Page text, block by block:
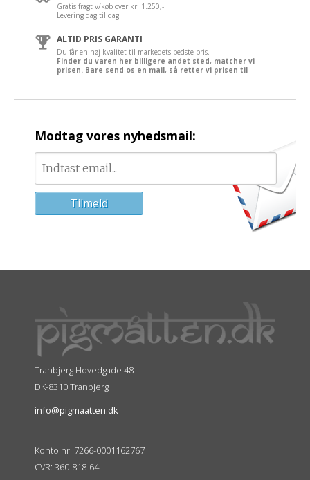
Gratis fragt v/køb over kr. 1.250,-
Levering dag til dag.
ALTID PRIS GARANTI
Du får en høj kvalitet til markedets bedste pris.
Finder du varen her billigere andet sted, matcher vi
prisen. Bare send os en mail, så retter vi prisen til
Modtag vores nyhedsmail:
Tranbjerg Hovedgade 48
DK-8310 Tranbjerg
info@pigmaatten.dk
Konto nr. 7266-0001162767
CVR: 360-818-64